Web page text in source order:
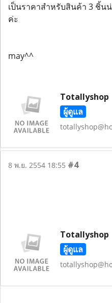
เป็นราคาสำหรับสินค้า 3 ชิ้น
ค่ะ
may^^
Totallyshop
ผู้ดูแล
8 พ.ย. 2554 18:55 #4
Totallyshop
ผู้ดูแล